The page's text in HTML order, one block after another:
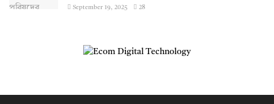
September 19, 2025 28